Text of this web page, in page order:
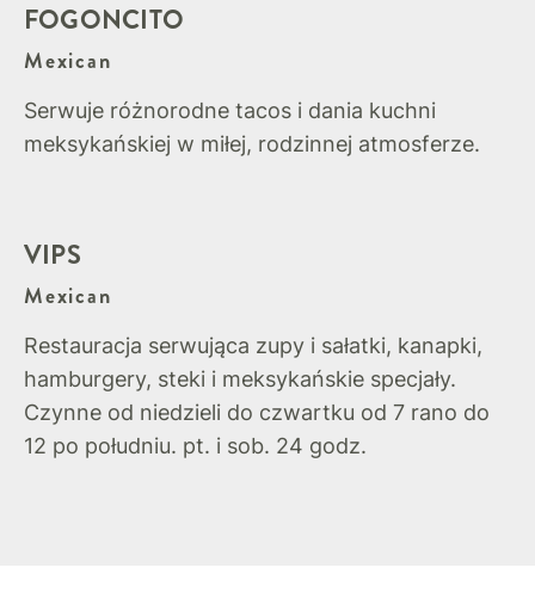
FOGONCITO
Mexican
Serwuje różnorodne tacos i dania kuchni
meksykańskiej w miłej, rodzinnej atmosferze.
VIPS
Mexican
Restauracja serwująca zupy i sałatki, kanapki,
hamburgery, steki i meksykańskie specjały.
Czynne od niedzieli do czwartku od 7 rano do
12 po południu. pt. i sob. 24 godz.